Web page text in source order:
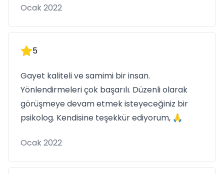
Ocak 2022
5
Gayet kaliteli ve samimi bir insan.
Yönlendirmeleri çok başarılı. Düzenli olarak
görüşmeye devam etmek isteyeceğiniz bir
psikolog. Kendisine teşekkür ediyorum, 🙏
Ocak 2022